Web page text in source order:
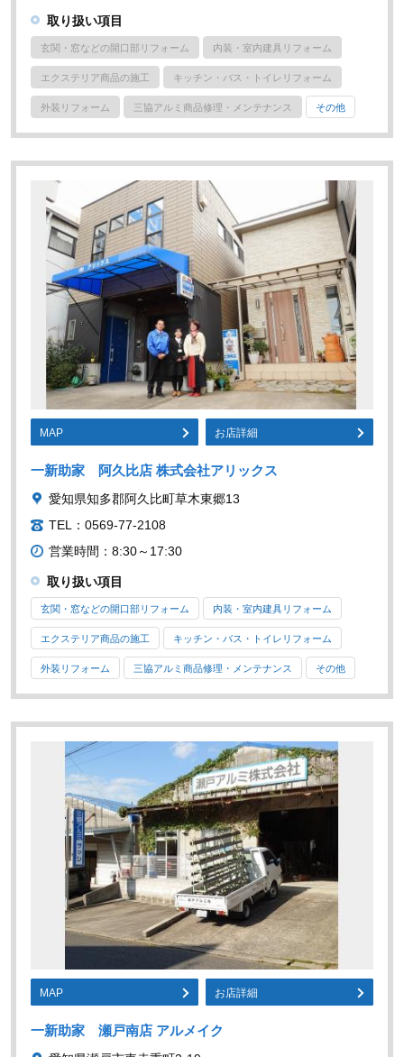
取り扱い項目
玄関・窓などの開口部リフォーム 内装・室内建具リフォーム
エクステリア商品の施工 キッチン・バス・トイレリフォーム
外装リフォーム 三協アルミ商品修理・メンテナンス その他
MAP お店詳細
一新助家 阿久比店 株式会社アリックス
愛知県知多郡阿久比町草木東郷13
TEL：0569-77-2108
営業時間：8:30～17:30
取り扱い項目
玄関・窓などの開口部リフォーム 内装・室内建具リフォーム
エクステリア商品の施工 キッチン・バス・トイレリフォーム
外装リフォーム 三協アルミ商品修理・メンテナンス その他
MAP お店詳細
一新助家 瀬戸南店 アルメイク